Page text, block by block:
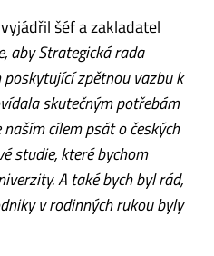
šéf a zakladatel
aby Strategická rada
zpětnou vazbu k
skutečným potřebám
cílem psát o českých
studie, které bychom
A také bych byl rád,
v rodinných rukou byly